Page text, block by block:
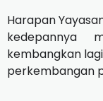
Harapan
kedepannya
kembangkan
perkembangan